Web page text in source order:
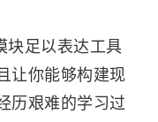
块足以表达工具
让你能够构建现
历艰难的学习过